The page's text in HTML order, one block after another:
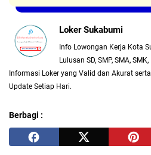
Loker Sukabumi
Info Lowongan Kerja Kota
Lulusan SD, SMP, SMA,
Informasi Loker yang Valid dan Akurat
Update Setiap Hari.
Berbagi :